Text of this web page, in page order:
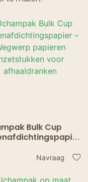
Bulk Cup
voor
Navraag